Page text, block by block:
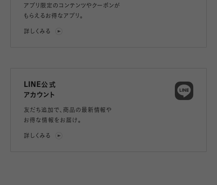
アプリ限定のコンテンツやクーポンが
もらえるお得なアプリ。
詳しくみる
LINE公式
アカウント
友だち追加で、 商品の最新情報や
お得な情報をお届け。
詳しくみる